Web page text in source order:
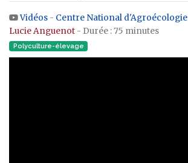
Aller à :navigation,rechercher
Vidéos - Centre National d'Agroécologie
Lucie Anguenot - Durée : 75 minutes
Polyculture-élevage